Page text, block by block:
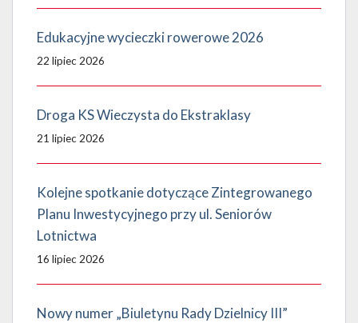
Edukacyjne wycieczki rowerowe 2026
22 lipiec 2026
Droga KS Wieczysta do Ekstraklasy
21 lipiec 2026
Kolejne spotkanie dotyczące Zintegrowanego
Planu Inwestycyjnego przy ul. Seniorów
Lotnictwa
16 lipiec 2026
Nowy numer „Biuletynu Rady Dzielnicy III”